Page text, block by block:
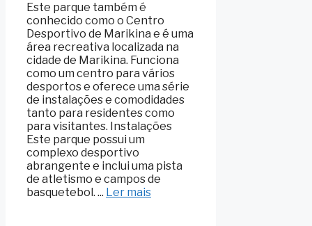
Este parque também é
conhecido como o Centro
Desportivo de Marikina e é uma
área recreativa localizada na
cidade de Marikina. Funciona
como um centro para vários
desportos e oferece uma série
de instalações e comodidades
tanto para residentes como
para visitantes. Instalações
Este parque possui um
complexo desportivo
abrangente e inclui uma pista
de atletismo e campos de
basquetebol. ... Ler mais